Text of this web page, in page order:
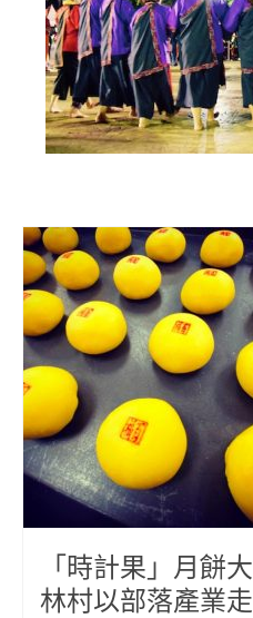
旅遊資訊
部落美食
原民文創
「時計果」月餅
林村以部落產業